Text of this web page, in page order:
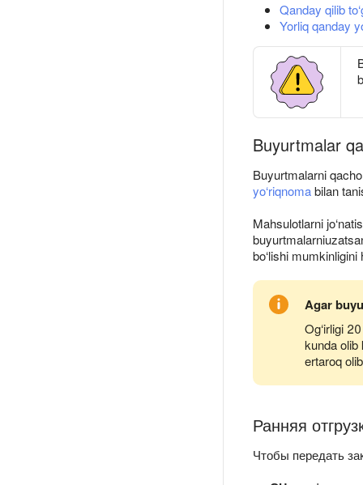
Qanday qilib
Yorliq qanday
Buyurtmalar
Buyurtmalarni
yo‘riqnomabilan
Mahsulotlarni
buyurtmalarni
bo‘lishi mumkinligini
Agar
Og‘irligi
kunda olib
ertaroq
Ранняя
Чтобы передать